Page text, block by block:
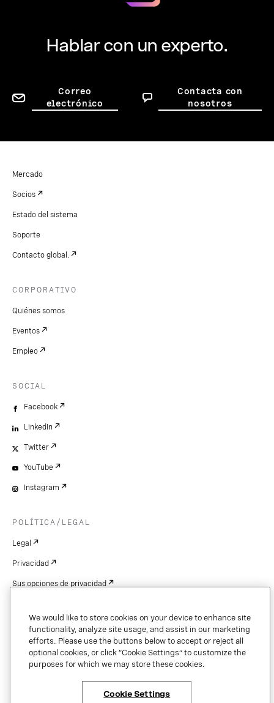
Hablar con un experto.
Correo
electrónico
Contacta con
nosotros
Mercado
Socios
Estado del sistema
Soporte
Contacto global.
CORPORATIVO
Quiénes somos
Eventos
Empleo
SOCIAL
Facebook
LinkedIn
Twitter
YouTube
Instagram
POLÍTICA/LEGAL
Legal
Privacidad
Sus opciones de privacidad
Patentes
Derechos de autor
Seguridad y confianza
We would like to store cookies on your device to enhance site
functionality, analyze site usage, and assist in our marketing
efforts. Please use the buttons below to accept or reject all
optional cookies, or click “Cookie Settings” to customize the
purposes for which we may store these cookies.
Cookie Settings